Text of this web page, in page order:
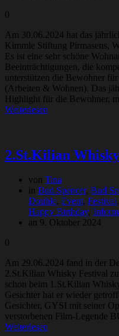
0
Am 30.06.2024 hat das
Kimmle Stiftung Pirmasens,
Es ist eine sehr schöne
Beeinträchtigungen, die
unterstützen die Bewohner
(Arbeiten & Wohnen). Das
Highlight für die Bewohner,
Weiterlesen
2.St.Kilian
von Tina
in Bud Spencer, Bud
Double, Event, Festival,
Happy Birthday,
an 9. Oktober 2024
0
Am 29.06.2024 fand in der
2.St.Kilian Whisky Festival
schon beim 1.St.Kilian
Gesichter hat er wieder
Gesichter, GYSI mit seiner
verstorbenen Film-Legende
Weiterlesen